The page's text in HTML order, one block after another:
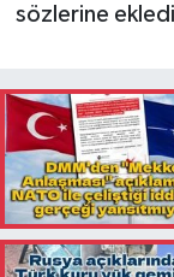
sözlerine